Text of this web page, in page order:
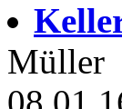
Müller